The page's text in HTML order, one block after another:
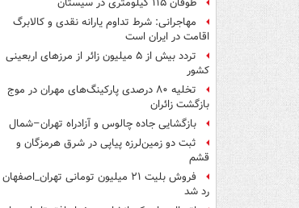
طوفان ۱۱۵ کیلومتری در سیستان
مهاجرانی: شرط تداوم یارانه نقدی و کالابرگ
اقامت در ایران است
تردد بیش از ۵ میلیون زائر از مرزهای اربعینی
کشور
تخلیه ۸۰ درصدی پارکینگ‌های مهران در موج
بازگشت زائران
بازگشایی جاده چالوس و آزادراه تهران–شمال
ثبت دو زمین‌لرزه پیاپی در شرق هرمزگان و
قشم
فروش بلیت ۲۱ میلیون تومانی تهران_اصفهان
رد شد